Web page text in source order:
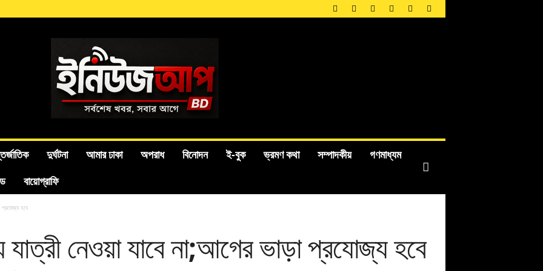
দুর্ঘটনা আমার ঢাকা অপরাধ বিনোদন ই-বুক ভ্রমণ কথা সম্পাদকীয়
গণমাধ্যম
বায়োগ্রাফি
প্রযোজ্য হবে
যাত্রী নেওয়া যাবে না;আগের ভাড়া প্রযোজ্য হবে